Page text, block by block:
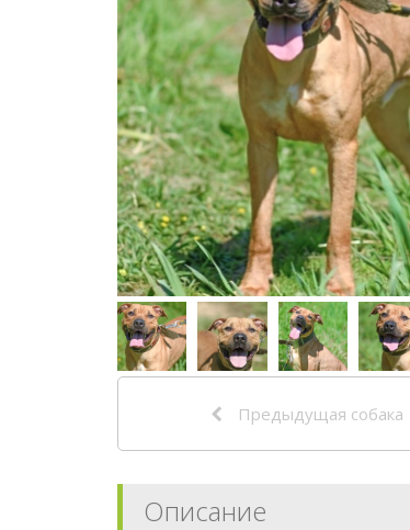
Предыдущая собака
Описание